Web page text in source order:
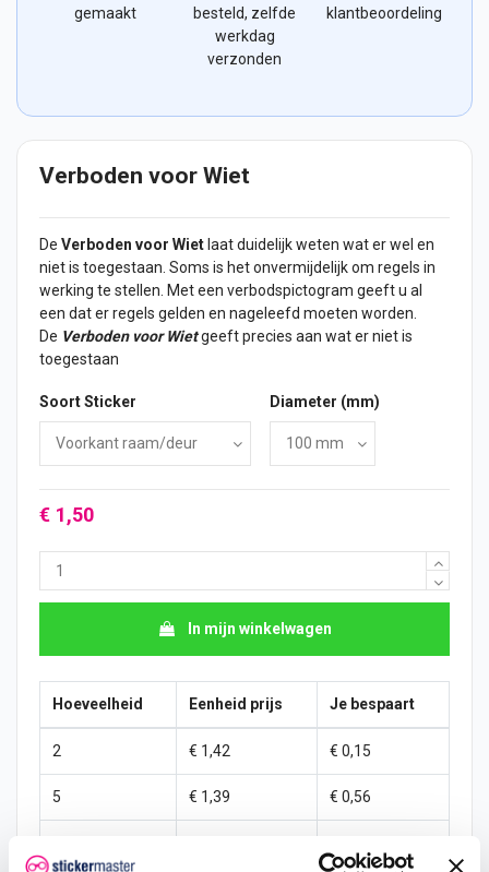
gemaakt
besteld, zelfde
werkdag
verzonden
klantbeoordeling
Verboden voor Wiet
De Verboden voor Wiet laat duidelijk weten wat er wel en
niet is toegestaan. Soms is het onvermijdelijk om regels in
werking te stellen. Met een verbodspictogram geeft u al
een dat er regels gelden en nageleefd moeten worden.
De Verboden voor Wietgeeft precies aan wat er niet is
toegestaan
Soort Sticker Diameter (mm)
€ 1,50
In mijn winkelwagen
Hoeveelheid Eenheid prijs Je bespaart
2 € 1,42 € 0,15
5 € 1,39 € 0,56